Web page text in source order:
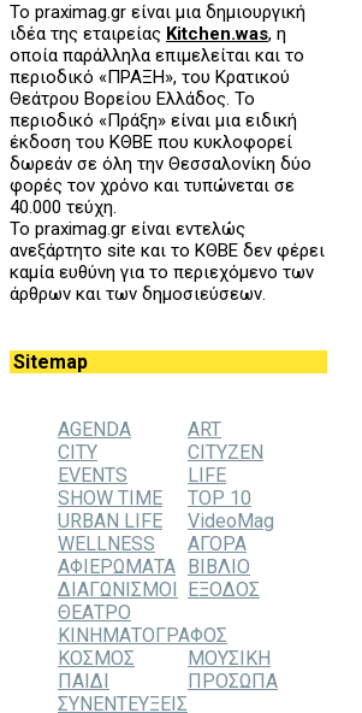
Το praximag.gr είναι μια δημιουργική
ιδέα της εταιρείας Kitchen.was, η
οποία παράλληλα επιμελείται και το
περιοδικό «ΠΡΑΞΗ», του Kρατικού
Θεάτρου Βορείου Ελλάδος. Το
περιοδικό «Πράξη» είναι μια ειδική
έκδοση του ΚΘΒΕ που κυκλοφορεί
δωρεάν σε όλη την Θεσσαλονίκη δύο
φορές τον χρόνο και τυπώνεται σε
40.000 τεύχη.
Το praximag.gr είναι εντελώς
ανεξάρτητο site και το ΚΘΒΕ δεν φέρει
καμία ευθύνη για το περιεχόμενο των
άρθρων και των δημοσιεύσεων.
Sitemap
AGENDA
ART
CITY
CITYZEN
EVENTS
LIFE
SHOW TIME
TOP 10
URBAN LIFE
VideoMag
WELLNESS
ΑΓΟΡΑ
ΑΦΙΕΡΩΜΑΤΑ ΒΙΒΛΙΟ
ΔΙΑΓΩΝΙΣΜΟΙ ΕΞΟΔΟΣ
ΘΕΑΤΡΟ
ΚΙΝΗΜΑΤΟΓΡΑΦΟΣ
ΚΟΣΜΟΣ
ΜΟΥΣΙΚΗ
ΠΑΙΔΙ
ΠΡΟΣΩΠΑ
ΣΥΝΕΝΤΕΥΞΕΙΣ